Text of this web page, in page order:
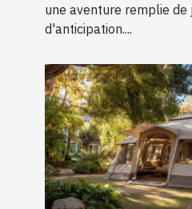
une aventure remplie de
d'anticipation....